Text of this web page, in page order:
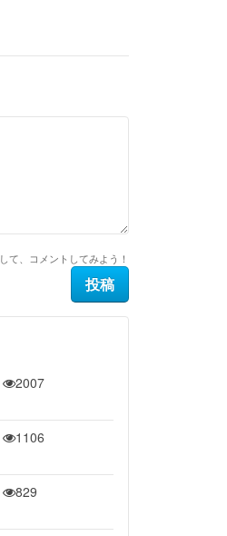
して、コメントしてみよう！
2007
1106
829